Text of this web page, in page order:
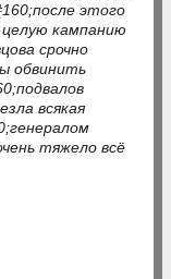
этого
кампанию
срочно
обвинить
всякая
тяжело всё